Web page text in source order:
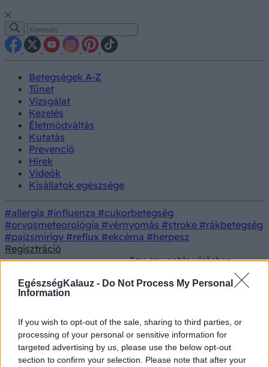
EgészségKalauz - Do Not Process My Personal
Information
If you wish to opt-out of the sale, sharing to third parties, or
processing of your personal or sensitive information for
targeted advertising by us, please use the below opt-out
section to confirm your selection. Please note that after your
Betegségek A-Z
Tünet
Vizsgálat
Kezelés
Életmódváltás
Kutatás
Prevenció
Hírek
Videók
Kisállatok egészsége
#allergia #influenza #cukorbetegség
#orvosmeteorológia #vérnyomás #stroke #rákbetegség
#pajzsmirigy #reflux #ekcéma #herpesz
Regisztráció
gyógymódok
Egy-egy pohár vörösbor
egészségesebb bélflórát
Egy-egy pohár vörösbor
változatosabb és egészségesebb
bélflórát teremt